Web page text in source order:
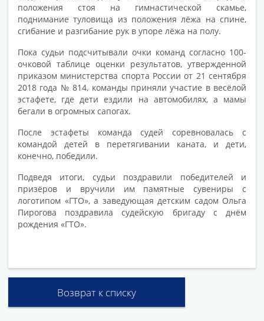
положения стоя на гимнастической скамье,
поднимание туловища из положения лёжа на спине,
сгибание и разгибание рук в упоре лёжа на полу.
Пока судьи подсчитывали очки команд согласно 100-
очковой таблице оценки результатов, утвержденной
приказом министерства спорта России от 21 сентября
2018 года № 814, команды приняли участие в весёлой
эстафете, где дети ездили на автомобилях, а мамы
бегали в огромных сапогах.
После эстафеты команда судей соревновалась с
командой детей в перетягивании каната, и дети,
конечно, победили.
Подведя итоги, судьи поздравили победителей и
призёров и вручили им памятные сувениры с
логотипом «ГТО», а заведующая детским садом Ольга
Пирогова поздравила судейскую бригаду с днём
рождения «ГТО».
Возврат к списку